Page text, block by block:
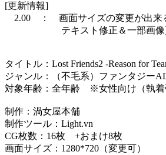
[更新情報]
2.00 ： 画面サイズの変更が出来
テキスト修正＆一部画像
タイトル：Lost Friends2 -Reason for
ジャンル：（不毛系）ファンタジー
対象年齢：全年齢 ※女性向け（執着
制作：渦女屋本舗
制作ツール：Light.vn
CG枚数：16枚 +おまけ8枚
画面サイズ：1280*720（変更可）